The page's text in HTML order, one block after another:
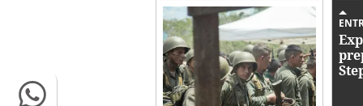
20
seconds
Volume
0%